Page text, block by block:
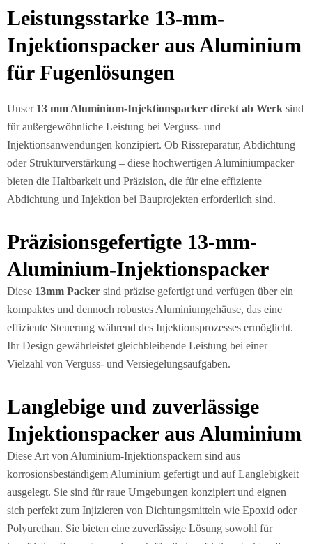
Leistungsstarke 13-mm-
Injektionspacker aus Aluminium
für Fugenlösungen
Unser 13 mm Aluminium-Injektionspacker direkt ab Werk sind
für außergewöhnliche Leistung bei Verguss- und
Injektionsanwendungen konzipiert. Ob Rissreparatur, Abdichtung
oder Strukturverstärkung – diese hochwertigen Aluminiumpacker
bieten die Haltbarkeit und Präzision, die für eine effiziente
Abdichtung und Injektion bei Bauprojekten erforderlich sind.
Präzisionsgefertigte 13-mm-
Aluminium-Injektionspacker
Diese 13mm Packer sind präzise gefertigt und verfügen über ein
kompaktes und dennoch robustes Aluminiumgehäuse, das eine
effiziente Steuerung während des Injektionsprozesses ermöglicht.
Ihr Design gewährleistet gleichbleibende Leistung bei einer
Vielzahl von Verguss- und Versiegelungsaufgaben.
Langlebige und zuverlässige
Injektionspacker aus Aluminium
Diese Art von Aluminium-Injektionspackern sind aus
korrosionsbeständigem Aluminium gefertigt und auf Langlebigkeit
ausgelegt. Sie sind für raue Umgebungen konzipiert und eignen
sich perfekt zum Injizieren von Dichtungsmitteln wie Epoxid oder
Polyurethan. Sie bieten eine zuverlässige Lösung sowohl für